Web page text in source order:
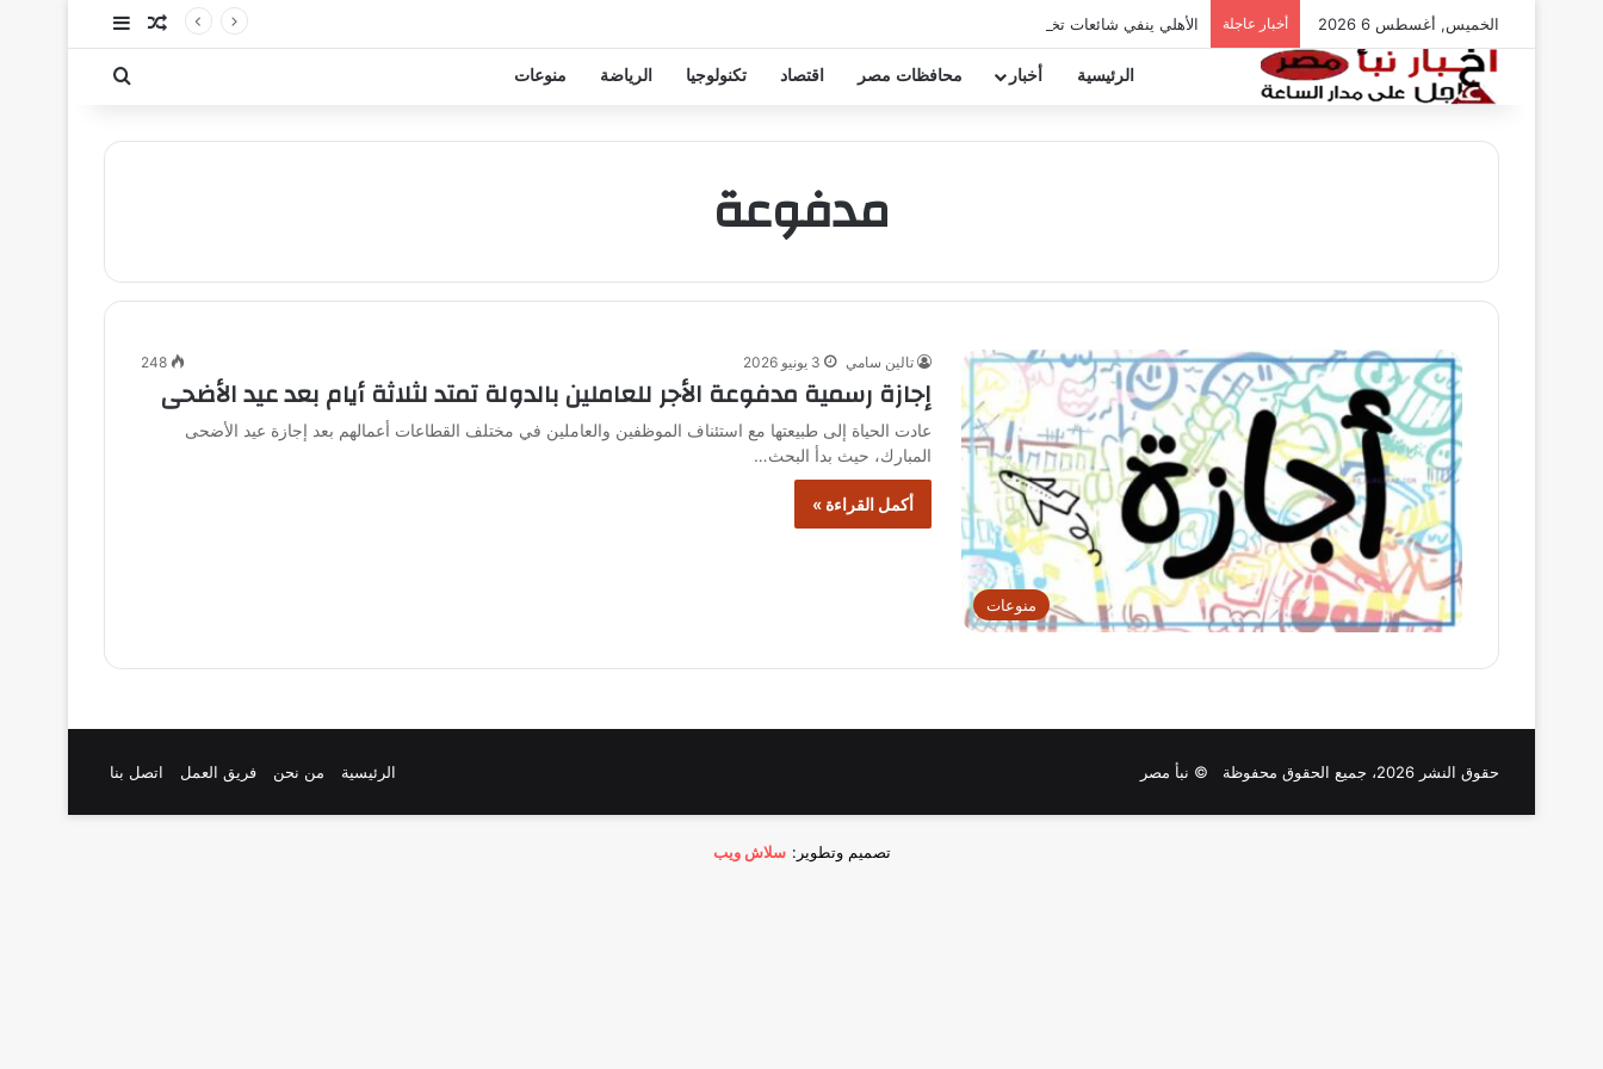
الخميس, أغسطس 6 2026 أخبار عاجلة الأهلي ينفي شائعات تخفيض عقود زيزو والشناوي مقال عشوائي
إضافة عمود
الرئيسية أخبار محافظات مصر اقتصاد تكنولوجيا الرياضة منوعات بحث عن
مدفوعة
منوعات
تالين سامي 3 يونيو 2026 248
إجازة رسمية مدفوعة الأجر للعاملين بالدولة تمتد لثلاثة أيام بعد عيد الأضحى
عادت الحياة إلى طبيعتها مع استئناف الموظفين والعاملين في مختلف القطاعات أعمالهم بعد إجازة عيد الأضحى
المبارك، حيث بدأ البحث…
أكمل القراءة »
حقوق النشر 2026، جميع الحقوق محفوظة © نبأ مصر الرئيسية من نحن فريق العمل اتصل بنا
تصميم وتطوير: سلاش ويب